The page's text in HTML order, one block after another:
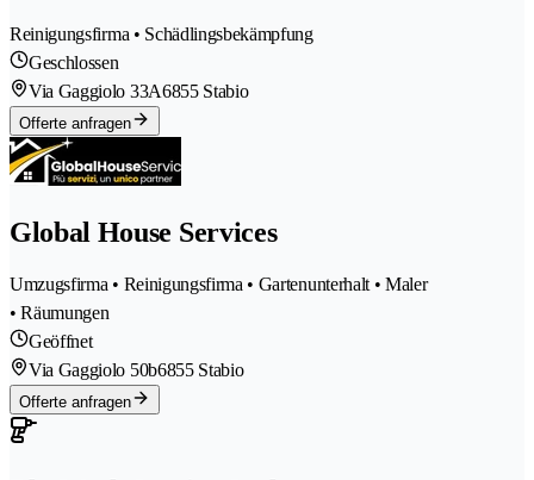
Reinigungsfirma • Schädlingsbekämpfung
Geschlossen
Via Gaggiolo 33A6855 Stabio
Offerte anfragen
Global House Services
Umzugsfirma • Reinigungsfirma • Gartenunterhalt • Maler
• Räumungen
Geöffnet
Via Gaggiolo 50b6855 Stabio
Offerte anfragen